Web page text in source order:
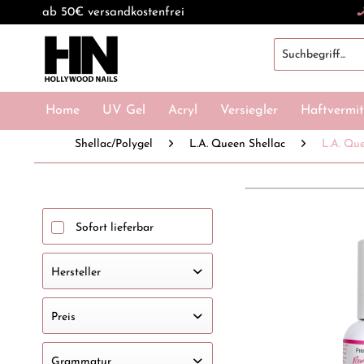
ab 50€ versandkostenfrei
Home UV Gel Acryl Versiegler
Shellac/Polygel L.A. Queen Shellac L.A.
Sofort lieferbar
Hersteller
Preis